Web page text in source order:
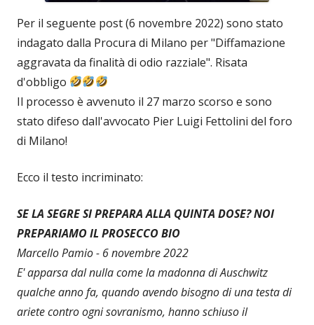
Per il seguente post (6 novembre 2022) sono stato
indagato dalla Procura di Milano per "Diffamazione
aggravata da finalità di odio razziale". Risata
d'obbligo
Il processo è avvenuto il 27 marzo scorso e sono
stato difeso dall'avvocato Pier Luigi Fettolini del foro
di Milano!
Ecco il testo incriminato:
SE LA SEGRE SI PREPARA ALLA QUINTA DOSE? NOI
PREPARIAMO IL PROSECCO BIO
Marcello Pamio - 6 novembre 2022
E' apparsa dal nulla come la madonna di Auschwitz
qualche anno fa, quando avendo bisogno di una testa di
ariete contro ogni sovranismo, hanno schiuso il